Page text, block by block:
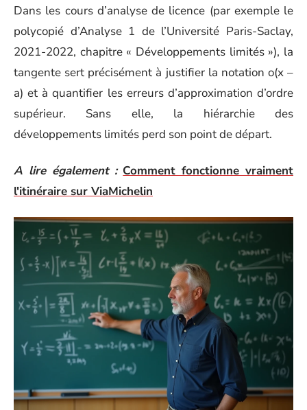
Dans les cours d’analyse de licence (par exemple le
polycopié d’Analyse 1 de l’Université Paris-Saclay,
2021-2022, chapitre « Développements limités »), la
tangente sert précisément à justifier la notation o(x –
a) et à quantifier les erreurs d’approximation d’ordre
supérieur. Sans elle, la hiérarchie des
développements limités perd son point de départ.
A lire également : Comment fonctionne vraiment
l'itinéraire sur ViaMichelin